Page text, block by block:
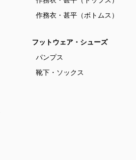
作務衣・甚平（ボトムス）
フットウェア・シューズ
パンプス
靴下・ソックス